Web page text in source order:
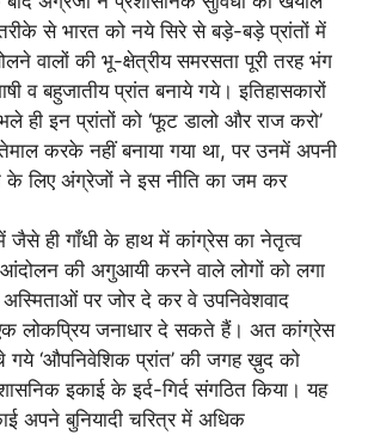
से भारत को नये सिरे से बड़े-बड़े प्रांतों में
वालों की भू-क्षेत्रीय समरसता पूरी तरह भंग
व बहुजातीय प्रांत बनाये गये। इतिहासकारों
ही इन प्रांतों को ‘फूट डालो और राज करो’
करके नहीं बनाया गया था, पर उनमें अपनी
के लिए अंग्रेजों ने इस नीति का जम कर
ही गाँधी के हाथ में कांग्रेस का नेतृत्व
की अगुआयी करने वाले लोगों को लगा
अस्मिताओं पर जोर दे कर वे उपनिवेशवाद
एक लोकप्रिय जनाधार दे सकते हैं। अत कांग्रेस
गये ‘औपनिवेशिक प्रांत’ की जगह ख़ुद को
इकाई के इर्द-गिर्द संगठित किया। यह
अपने बुनियादी चरित्र में अधिक